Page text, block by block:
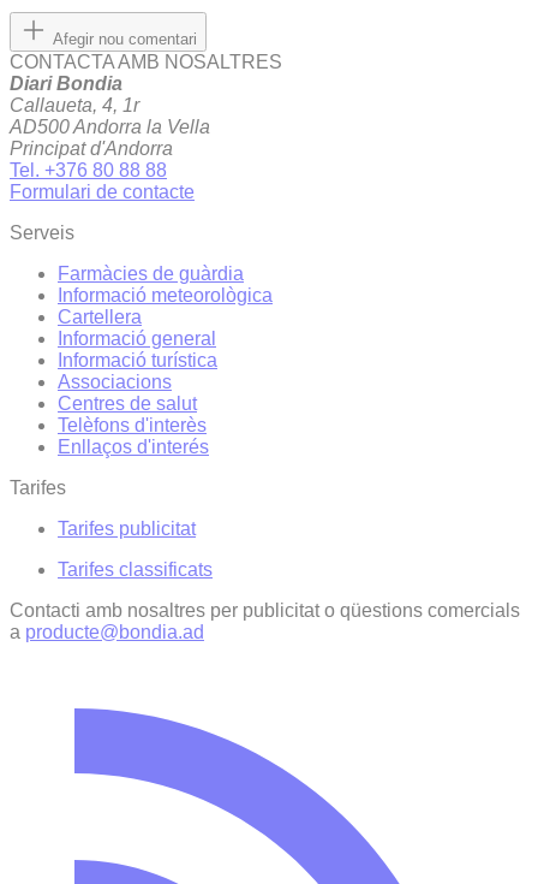
Afegir nou comentari
CONTACTA AMB NOSALTRES
Diari Bondia
Callaueta, 4, 1r
AD500 Andorra la Vella
Principat d'Andorra
Tel. +376 80 88 88
Formulari de contacte
Serveis
Farmàcies de guàrdia
Informació meteorològica
Cartellera
Informació general
Informació turística
Associacions
Centres de salut
Telèfons d'interès
Enllaços d'interés
Tarifes
Tarifes publicitat
Tarifes classificats
Contacti amb nosaltres per publicitat o qüestions comercials
a producte@bondia.ad